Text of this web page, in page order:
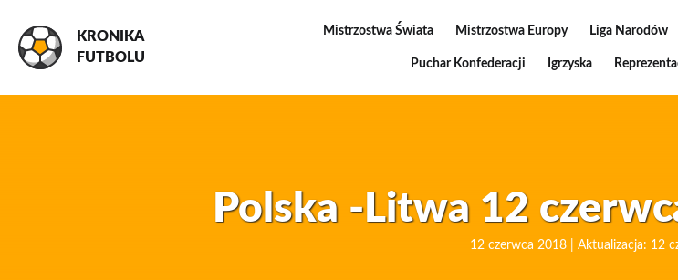
KRONIKA
FUTBOLU
Mistrzostwa Świata Mistrzostwa Europy Liga Narodów
Puchar Konfederacji Igrzyska
Polska -Litwa 12
12 czerwca 2018 | Aktualizacja: 12